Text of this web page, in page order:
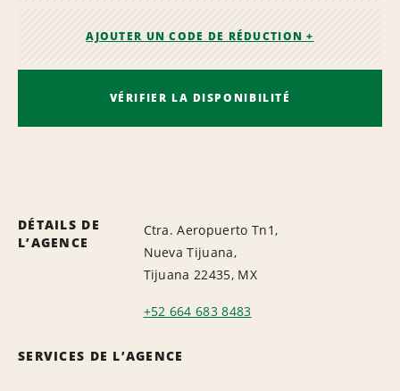
AJOUTER UN CODE DE RÉDUCTION +
VÉRIFIER LA DISPONIBILITÉ
DÉTAILS DE
L’AGENCE
Ctra. Aeropuerto Tn1,
Nueva Tijuana,
Tijuana 22435, MX
+52 664 683 8483
SERVICES DE L’AGENCE